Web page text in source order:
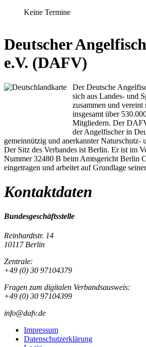
Keine Termine
Deutscher
e.V. (DAFV)
Der Deutsche
sich aus Landes- und
zusammen und
insgesamt über
Mitgliedern. Der
der Angelfischer in
gemeinnützig und anerkannter Naturschutz-
Der Sitz des Verbandes ist Berlin. Er ist im
Nummer 32480 B beim Amtsgericht Berlin
eingetragen und arbeitet auf Grundlage
Kontaktdaten
Bundesgeschäftsstelle
Reinhardtstr. 14
10117 Berlin
Zentrale:
+49 (0) 30 97104379
Fragen zum digitalen Verbandsausweis:
+49 (0) 30 97104399
info@dafv.de
Impressum
Datenschutzerklärung